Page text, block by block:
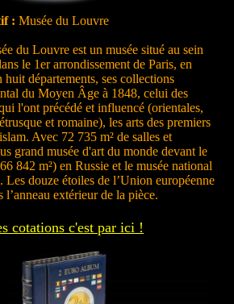
: Musée du Louvre
du Louvre est un musée situé au sein
le 1er arrondissement de Paris, en
huit départements, ses collections
du Moyen Âge à 1848, celui des
l'ont précédé et influencé (orientales,
et romaine), les arts des premiers
Avec 72 735 m² de salles et
grand musée d'art du monde devant le
842 m²) en Russie et le musée national
Les douze étoiles de l’Union européenne
l’anneau extérieur de la pièce.
cotations c'est par ici !